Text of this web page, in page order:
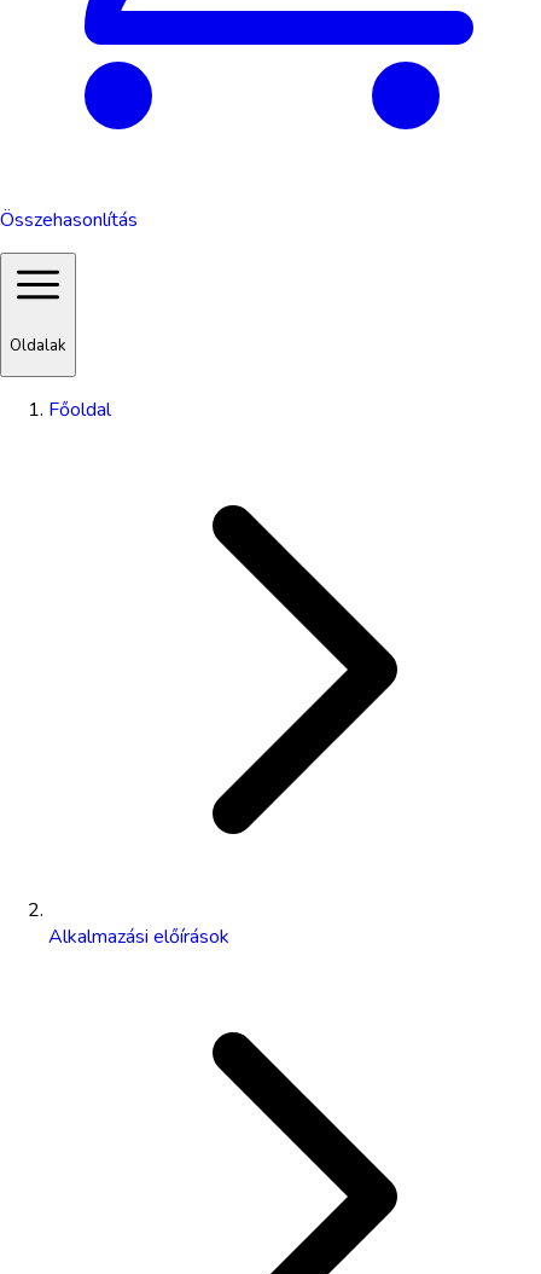
Összehasonlítás
Oldalak
Főoldal
Alkalmazási előírások